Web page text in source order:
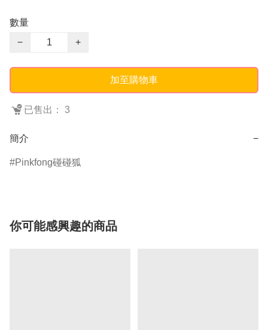
數量
−
+
加至購物車
已售出： 3
簡介 −
Pinkfong碰碰狐
你可能感興趣的商品